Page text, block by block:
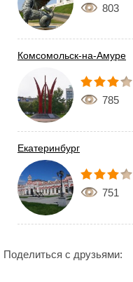
803
Комсомольск-на-Амуре
785
Екатеринбург
751
Поделиться с друзьями: